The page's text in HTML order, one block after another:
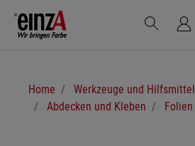
Zum Hauptinhalt springen
Home
Werkzeuge und Hilfsmittel
Abdecken und Kleben
Folien